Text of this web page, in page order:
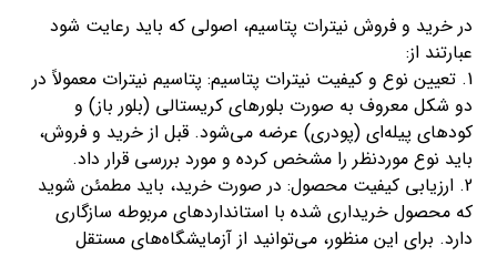
در خرید و فروش نیترات پتاسیم، اصولی که باید رعایت شود
عبارتند از:
1. تعیین نوع و کیفیت نیترات پتاسیم: پتاسیم نیترات معمولاً در
دو شکل معروف به صورت بلورهای کریستالی (بلور باز) و
کودهای پیله‌ای (پودری) عرضه می‌شود. قبل از خرید و فروش،
باید نوع موردنظر را مشخص کرده و مورد بررسی قرار داد.
2. ارزیابی کیفیت محصول: در صورت خرید، باید مطمئن شوید
که محصول خریداری شده با استانداردهای مربوطه سازگاری
دارد. برای این منظور، می‌توانید از آزمایشگاه‌های مستقل